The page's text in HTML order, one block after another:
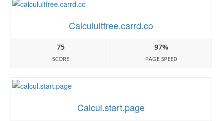
Calculultfree.carrd.co
75
SCORE
97%
PAGE SPEED
Calcul.start.page